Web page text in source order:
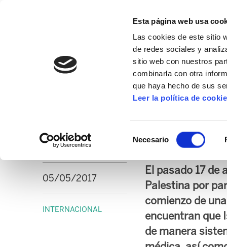
Esta página web usa
Las cookies de este sitio
de redes sociales y
sitio web con nuestros
combinarla con otra
que haya hecho de sus
Leer la política de
Necesario
MANU ROBLES-
ELA se solidariza
hambre
05/05/2017
INTERNACIONAL
El pasado 17
Palestina por
comienzo de
encuentran que
de manera